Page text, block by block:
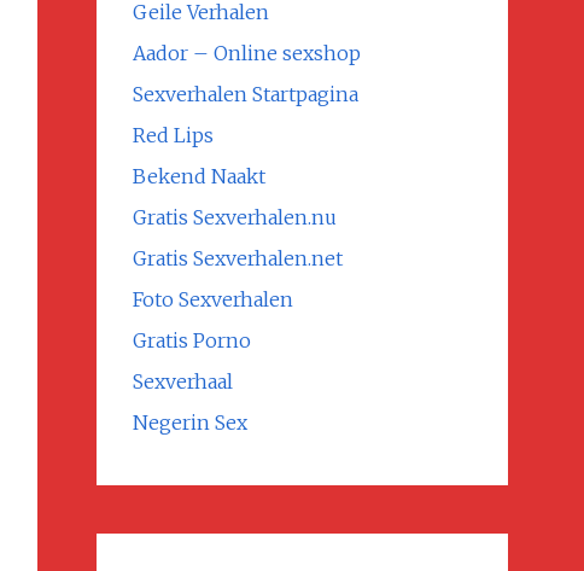
Geile Verhalen
Aador – Online sexshop
Sexverhalen Startpagina
Red Lips
Bekend Naakt
Gratis Sexverhalen.nu
Gratis Sexverhalen.net
Foto Sexverhalen
Gratis Porno
Sexverhaal
Negerin Sex